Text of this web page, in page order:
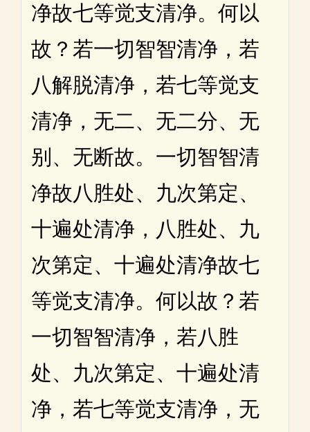
净故七等觉支清净。何以
故？若一切智智清净，若
八解脱清净，若七等觉支
清净，无二、无二分、无
别、无断故。一切智智清
净故八胜处、九次第定、
十遍处清净，八胜处、九
次第定、十遍处清净故七
等觉支清净。何以故？若
一切智智清净，若八胜
处、九次第定、十遍处清
净，若七等觉支清净，无